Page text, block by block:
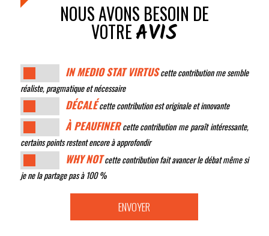
NOUS AVONS BESOIN DE
VOTREAVIS
IN MEDIO STAT VIRTUScette contribution me semble
réaliste, pragmatique et nécessaire
DÉCALÉcette contribution est originale et innovante
À PEAUFINERcette contribution me paraît intéressante,
certains points restent encore à approfondir
WHY NOTcette contribution fait avancer le débat même si
je ne la partage pas à 100 %